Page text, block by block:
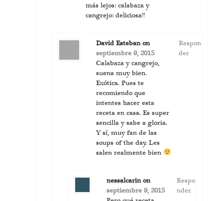
más lejos: calabaza y
cangrejo: deliciosa!!
David Estebanon
septiembre 9, 2015
Calabaza y cangrejo,
suena muy bien.
Exótica. Pues te
recomiendo que
intentes hacer esta
receta en casa. Es super
sencilla y sabe a gloria.
Y sí, muy fan de las
soups of the day. Les
salen realmente bien
Respon
der
nessalcarinon
septiembre 9, 2015
Respo
nder